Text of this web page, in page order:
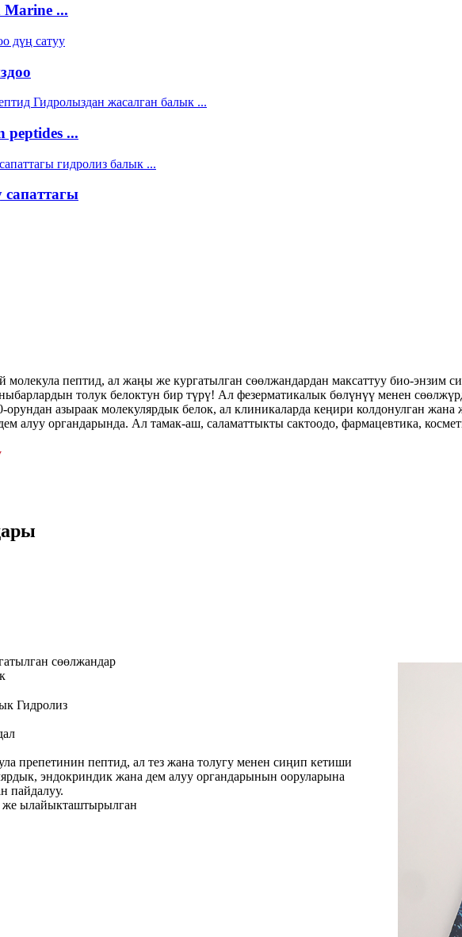
Marine ...
peptides ...
пептид, ал жаңы же кургатылган сөөлжандардан максаттуу био-энзим
толук белоктун бир түрү! Ал фезерматикалык бөлүнүү менен
азыраак молекулярдык белок, ал клиникаларда кеңири колдонулган
алуу органдарында. Ал тамак-аш, саламаттыкты сактоодо, фармацевтика,
сөөлжандар
Гидролиз
препетинин пептид, ал тез жана толугу менен сиңип кетиши
эндокриндик жана дем алуу органдарынын ооруларына
пайдалуу.
же ылайыкташтырылган